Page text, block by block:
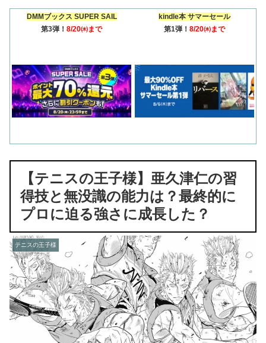
DMMブックス SUPER SAIL
第3弾！ 8/20㈭まで
kindle本 サマーセール
第1弾！ 8/20㈭まで
【テニスの王子様】亜久津仁の習
得技と無没識の能力は？最終的に
プロに迫る強さに成長した？
テニスの王子様